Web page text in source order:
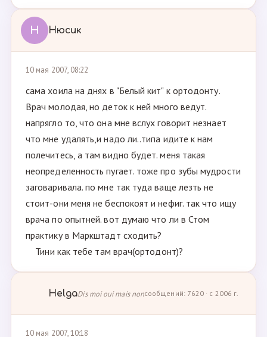
Н Нюсик
10 мая 2007, 08:22
сама хоила на днях в "Белый кит" к ортодонту.
Врач молодая, но деток к ней много ведут.
напрягло то, что она мне вслух говорит незнает
что мне удалять,и надо ли..типа идите к нам
полечитесь, а там видно будет. меня такая
неопределенность пугает. тоже про зубы мудрости
заговаривала. по мне так туда ваще лезть не
стоит-они меня не беспокоят и нефиг. так что ищу
врача по опытней. вот думаю что ли в Стом
практику в Маркштадт сходить?
Тини как тебе там врач(ортодонт)?
HelgaDis moi oui mais nonсообщений: 7620 · с 2006 г.
10 мая 2007, 10:18